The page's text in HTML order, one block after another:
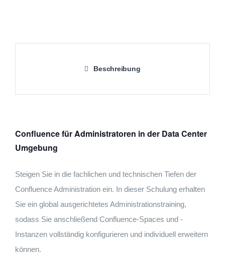
Beschreibung
Confluence für Administratoren in der Data Center
Umgebung
Steigen Sie in die fachlichen und technischen Tiefen der
Confluence Administration ein. In dieser Schulung erhalten
Sie ein global ausgerichtetes Administrationstraining,
sodass Sie anschließend Confluence-Spaces und -
Instanzen vollständig konfigurieren und individuell erweitern
können.